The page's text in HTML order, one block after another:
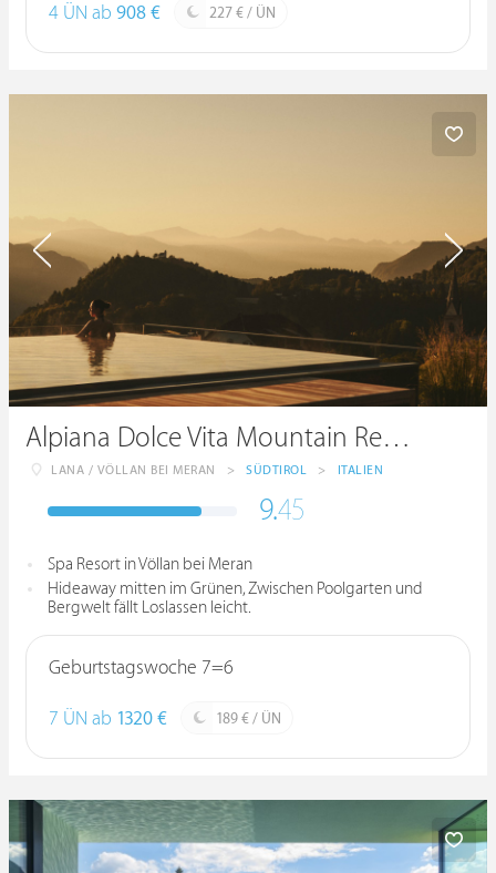
4 ÜN ab 908 € 227 € / ÜN
Alpiana Dolce Vita Mountain Resort & Spa
LANA / VÖLLAN BEI MERAN > SÜDTIROL > ITALIEN
9.45
Spa Resort in Völlan bei Meran
Hideaway mitten im Grünen, Zwischen Poolgarten und
Bergwelt fällt Loslassen leicht.
Geburtstagswoche 7=6
7 ÜN ab 1320 € 189 € / ÜN